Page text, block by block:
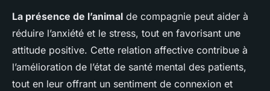
La présence de l’animal de compagnie peut aider à
réduire l’anxiété et le stress, tout en favorisant une
attitude positive. Cette relation affective contribue à
l’amélioration de l’état de santé mental des patients,
tout en leur offrant un sentiment de connexion et